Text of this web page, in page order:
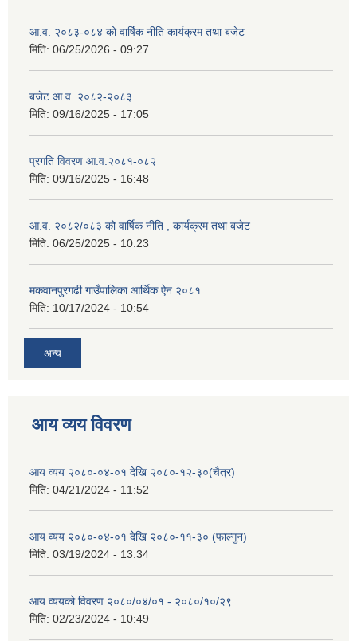
आ.व. २०८३-०८४ को वार्षिक नीति कार्यक्रम तथा बजेट
मिति: 06/25/2026 - 09:27
बजेट आ.व. २०८२-२०८३
मिति: 09/16/2025 - 17:05
प्रगति विवरण आ.व.२०८१-०८२
मिति: 09/16/2025 - 16:48
आ.व. २०८२/०८३ को वार्षिक नीति , कार्यक्रम तथा बजेट
मिति: 06/25/2025 - 10:23
मकवानपुरगढी गाउँपालिका आर्थिक ‌‌‌ऐन २०८१
मिति: 10/17/2024 - 10:54
अन्य
आय व्यय विवरण
आय व्यय २०८०-०४-०१ देखि २०८०-१२-३०(चैत्र)
मिति: 04/21/2024 - 11:52
आय व्यय २०८०-०४-०१ देखि २०८०-११-३० (फाल्गुन)
मिति: 03/19/2024 - 13:34
आय व्ययको विवरण २०८०/०४/०१ - २०८०/१०/२९
मिति: 02/23/2024 - 10:49